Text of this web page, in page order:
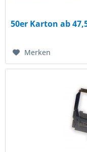
50er Karton ab
Merken